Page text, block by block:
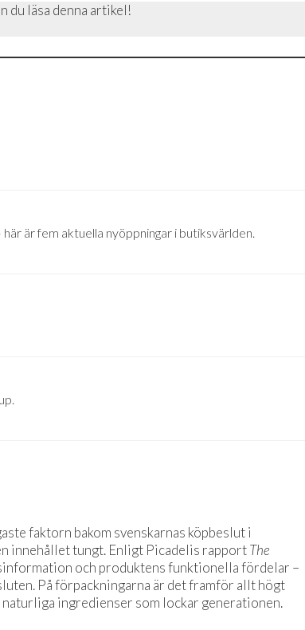
du läsa denna artikel!
är fem aktuella nyöppningar i butiksvärlden.
faktorn bakom svenskarnas köpbeslut i
innehållet tungt. Enligt Picadelis rapportThe
och produktens funktionella fördelar –
På förpackningarna är det framför allt högt
ingredienser som lockar generationen.